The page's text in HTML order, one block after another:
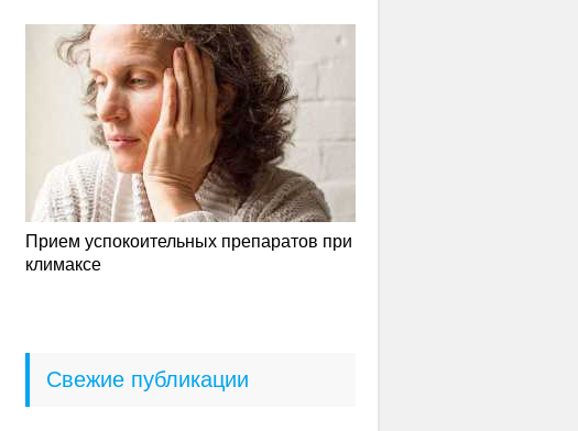
Прием успокоительных препаратов при
климаксе
Свежие публикации